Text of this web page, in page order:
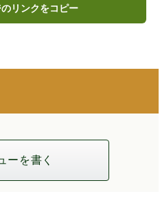
リンクをコピー
ーを書く